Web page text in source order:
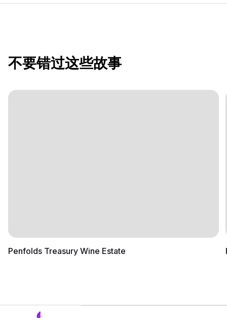
不要错过这些故事
Penfolds Treasury Wine Estate